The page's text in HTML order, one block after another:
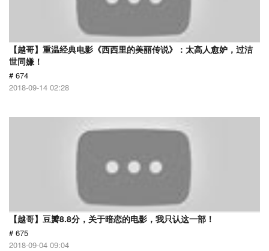
【越哥】重温经典电影《西西里的美丽传说》：太高人愈妒，过洁
世同嫌！
# 674
2018-09-14 02:28
【越哥】豆瓣8.8分，关于暗恋的电影，我只认这一部！
# 675
2018-09-04 09:04